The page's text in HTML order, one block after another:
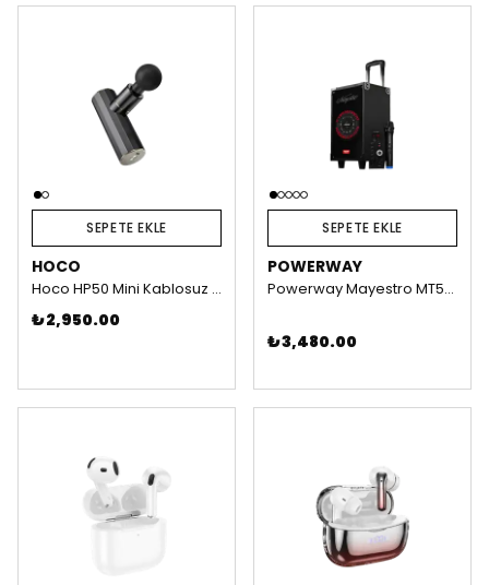
SEPETE EKLE
HOCO
Hoco HP50 Mini Kablosuz Masaj Aleti
₺ 2,950.00
SEPETE EKLE
POWERWAY
Powerway Mayestro MT50 – Şarjlı Taşınabilir Karaoke Hoparlör
₺ 3,480.00